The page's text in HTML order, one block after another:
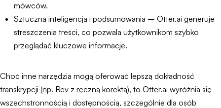
mówców.
Sztuczna inteligencja i podsumowania – Otter.ai generuje
streszczenia treści, co pozwala użytkownikom szybko
przeglądać kluczowe informacje.
Choć inne narzędzia mogą oferować lepszą dokładność
transkrypcji (np. Rev z ręczną korektą), to Otter.ai wyróżnia się
wszechstronnością i dostępnością, szczególnie dla osób